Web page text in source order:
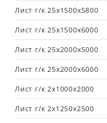
Лист г/к 25х1500х5800
Лист г/к 25х1500х6000
Лист г/к 25х2000х5000
Лист г/к 25х2000х6000
Лист г/к 2х1000х2000
Лист г/к 2х1250х2500